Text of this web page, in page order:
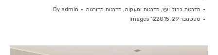
מדרגות ברזל ועץ, מדרגות ומעקות, מדרגות מדורגות By admin
ספטמבר 29, 2015
12 images